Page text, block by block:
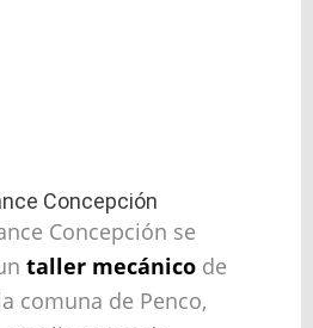
Concepción
Concepción se
taller mecánicode
comuna de Penco,